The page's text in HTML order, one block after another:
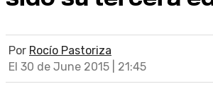
Por Rocío Pastoriza
El 30 de June 2015 | 21:45